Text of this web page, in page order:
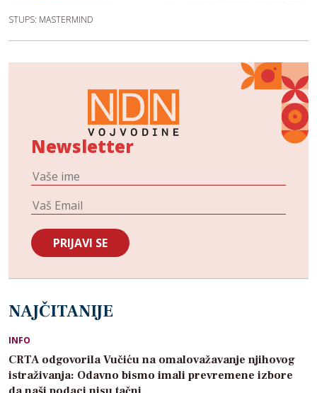
STUPS: MASTERMIND
Newsletter
NAJČITANIJE
INFO
CRTA odgovorila Vučiću na omalovažavanje njihovog
istraživanja: Odavno bismo imali prevremene izbore